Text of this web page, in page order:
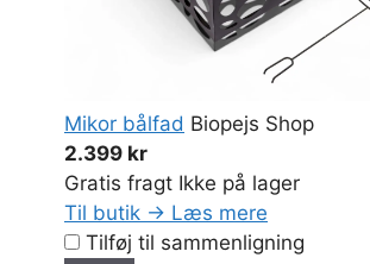
Mikor bålfad Biopejs Shop
2.399 kr
Gratis fragt Ikke på lager
Til butik → Læs mere
Tilføj til sammenligning